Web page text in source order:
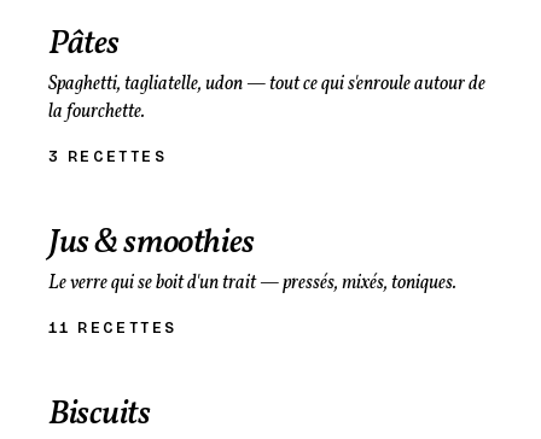
Pâtes
Spaghetti, tagliatelle, udon — tout ce qui s'enroule autour de
la fourchette.
3 RECETTES
Jus & smoothies
Le verre qui se boit d'un trait — pressés, mixés, toniques.
11 RECETTES
Biscuits